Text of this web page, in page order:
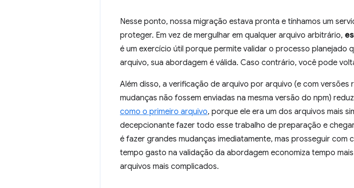
Nesse ponto, nossa migração estava pronta e tínhamos um
proteger. Em vez de mergulhar em qualquer arquivo arbitrário,
é um exercício útil porque permite validar o processo planejado
arquivo, sua abordagem é válida. Caso contrário, você pode
Além disso, a verificação de arquivo por arquivo (e com
mudanças não fossem enviadas na mesma versão do npm)
como o primeiro arquivo, porque ele era um dos arquivos mais
decepcionante fazer todo esse trabalho de preparação e
é fazer grandes mudanças imediatamente, mas prosseguir com
tempo gasto na validação da abordagem economiza tempo
arquivos mais complicados.